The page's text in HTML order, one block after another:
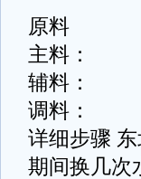
原料
主料：
辅料：
调料：
详细步骤
期间换几次